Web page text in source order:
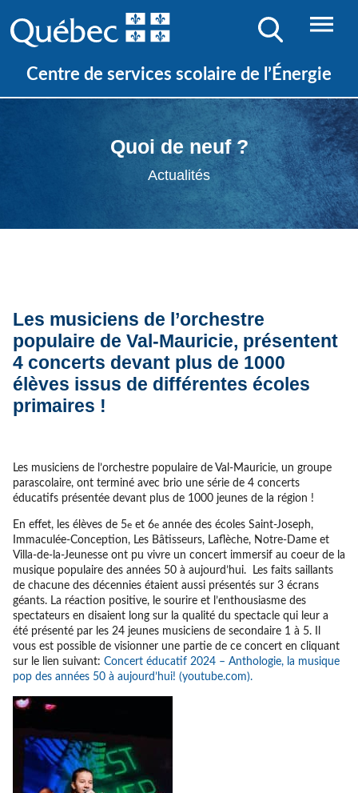
Centre de services scolaire de l’Énergie
Quoi de neuf ?
Actualités
Les musiciens de l’orchestre
populaire de Val-Mauricie, présentent
4 concerts devant plus de 1000
élèves issus de différentes écoles
primaires !
Les musiciens de l’orchestre populaire de Val-Mauricie, un groupe
parascolaire, ont terminé avec brio une série de 4 concerts
éducatifs présentée devant plus de 1000 jeunes de la région !
En effet, les élèves de 5eet 6eannée des écoles Saint-Joseph,
Immaculée-Conception, Les Bâtisseurs, Laflèche, Notre-Dame et
Villa-de-la-Jeunesse ont pu vivre un concert immersif au coeur de la
musique populaire des années 50 à aujourd’hui. Les faits saillants
de chacune des décennies étaient aussi présentés sur 3 écrans
géants. La réaction positive, le sourire et l’enthousiasme des
spectateurs en disaient long sur la qualité du spectacle qui leur a
été présenté par les 24 jeunes musiciens de secondaire 1 à 5. Il
vous est possible de visionner une partie de ce concert en cliquant
sur le lien suivant: Concert éducatif 2024 – Anthologie, la musique
pop des années 50 à aujourd’hui! (youtube.com).